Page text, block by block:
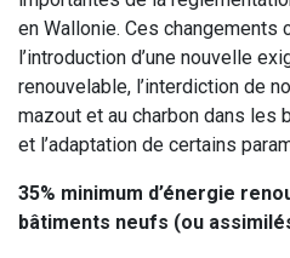
en Wallonie. Ces changements
l’introduction d’une nouvelle
renouvelable, l’interdiction de
mazout et au charbon dans les
et l’adaptation de certains
35% minimum d’énergie
bâtiments neufs (ou